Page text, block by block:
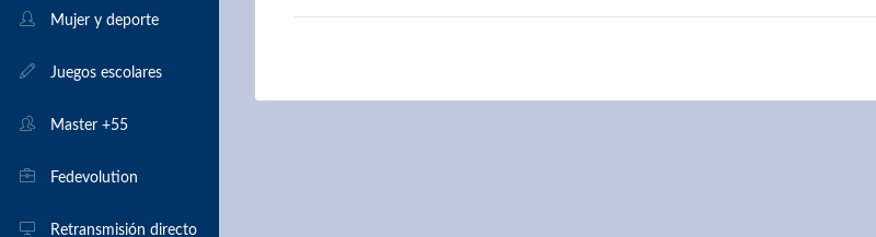
Formularios
Historia
Monitores
Árbitros
Elo
Bases de partidas
Mujer y deporte
Juegos escolares
Master +55
Fedevolution
Retransmisión directo